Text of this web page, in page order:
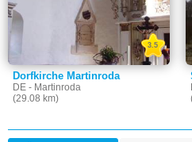
Dorfkirche Martinroda
DE - Martinroda
(29.08 km)
3.5